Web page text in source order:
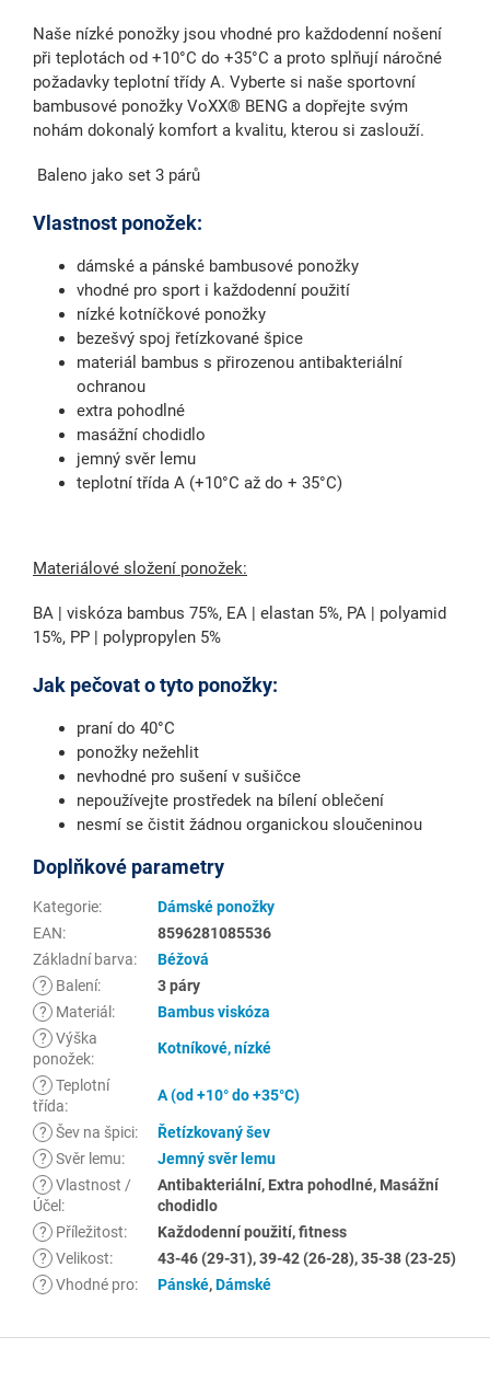
Naše nízké ponožky jsou vhodné pro každodenní nošení
při teplotách od +10°C do +35°C a proto splňují náročné
požadavky teplotní třídy A. Vyberte si naše sportovní
bambusové ponožky VoXX® BENG a dopřejte svým
nohám dokonalý komfort a kvalitu, kterou si zaslouží.
Baleno jako set 3 párů
Vlastnost ponožek:
dámské a pánské bambusové ponožky
vhodné pro sport i každodenní použití
nízké kotníčkové ponožky
bezešvý spoj řetízkované špice
materiál bambus s přirozenou antibakteriální
ochranou
extra pohodlné
masážní chodidlo
jemný svěr lemu
teplotní třída A (+10°C až do + 35°C)
Materiálové složení ponožek:
BA | viskóza bambus 75%, EA | elastan 5%, PA | polyamid
15%, PP | polypropylen 5%
Jak pečovat o tyto ponožky:
praní do 40°C
ponožky nežehlit
nevhodné pro sušení v sušičce
nepoužívejte prostředek na bílení oblečení
nesmí se čistit žádnou organickou sloučeninou
Doplňkové parametry
Kategorie:
Dámské ponožky
EAN:
8596281085536
Základní barva:
Béžová
?
Balení:
3 páry
?
Materiál :
Bambus viskóza
? Výška
ponožek:
Kotníkové, nízké
? Teplotní
třída:
A (od +10° do +35°C)
? Šev na špici:
Řetízkovaný šev
? Svěr lemu:
Jemný svěr lemu
? Vlastnost /
Účel :
Antibakteriální, Extra pohodlné, Masážní
chodidlo
?
Příležitost:
Každodenní použití, fitness
? Velikost:
43-46 (29-31), 39-42 (26-28), 35-38 (23-25)
? Vhodné pro: Pánské,Dámské